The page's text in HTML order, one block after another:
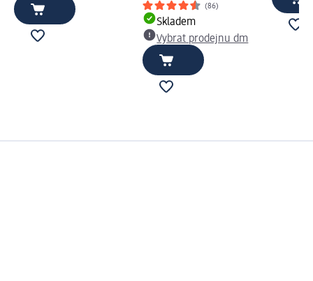
(86)
Skladem
Vybrat prodejnu dm